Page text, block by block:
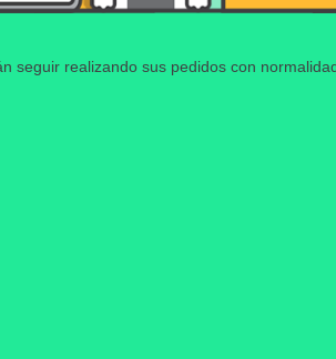
seguir realizando sus pedidos con